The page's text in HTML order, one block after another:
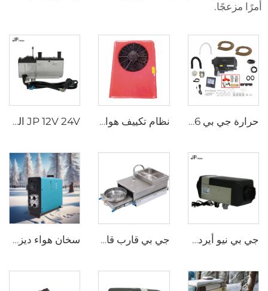
أمرًا مزعجًا.
حرارة جي بي 6 كيلوواط 12 فولت LPG غاز كومبي 110 فولت 220 فولت هواء وماء ساخن مماثل لترما كومبي 6e نظام تكييف هواء متزامن للسيارات المركبة للسيارات ذات الشاحنة / الرافعة JP 12V 24V الديزل سخان المياه السائل سخان المياه للوقوف 5KW للشاحنة
جي بي نيو أيردونيك 2 كيلوواط 12 فولت 24 فولت سخان وقوف للطائرات كامبير RV قوافل شاحنات شاحنات شاحنات مشابهة لويباستو جي بي قارب قافلة كاميرفان سيارة ريفيل من الفولاذ المقاوم للصدأ سحب خارج غاز الموقد الموقد مع غسل المياه المدمج والصنبور سخان هواء ديزل جي بي كل شيء في واحد 12 فولت 24 فولت 2 كيلوواط جهاز تحكم شاشة LCD عن بعد للسيارة RV